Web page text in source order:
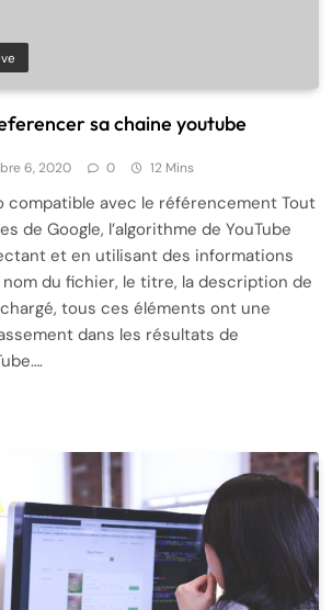
sa chaine youtube
6, 2020 0 12 Mins
compatible avec le référencement Tout
de Google, l’algorithme de YouTube
et en utilisant des informations
du fichier, le titre, la description de
tous ces éléments ont une
dans les résultats de